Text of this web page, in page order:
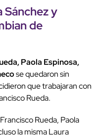
Sánchez y
de
Paola Espinosa,
se quedaron sin
que trabajaran con
Rueda.
Rueda, Paola
la misma Laura